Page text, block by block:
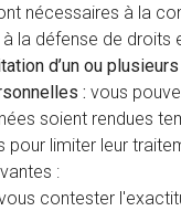
nécessaires à la
la défense de droits
d’un ou
: vous
soient rendues
pour limiter leur
:
contester